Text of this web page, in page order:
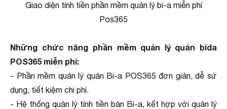
Giao diện tính tiền phần mềm quản lý bi-a miễn phí
Pos365
Những chức năng phần mềm quản lý quán bida
POS365 miễn phí:
- Phần mềm quản lý quán Bi-a POS365 đơn giản, dễ sử
dụng, tiết kiệm chi phí.
- Hệ thống quán lý tính tiền bàn Bi-a, kết hợp với quản lý